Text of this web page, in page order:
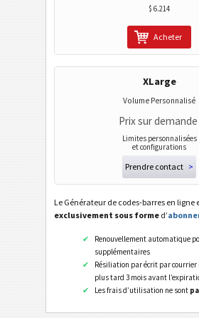
$ 6.214
Acheter
XLarge
Volume Personnalisé
Prix sur demande
Limites personnalisées
et configurations
Prendre contact >
Le Générateur de codes-barres en ligne
exclusivement sous forme d’
Renouvellement automatique
supplémentaires
Résiliation par écrit par courrier
plus tard 3 mois avant
Les frais d’utilisation ne sont